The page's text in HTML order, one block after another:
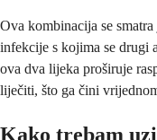
Ova kombinacija se
infekcije s kojima se drugi
ova dva lijeka proširuje
liječiti, što ga čini
Kako trebam